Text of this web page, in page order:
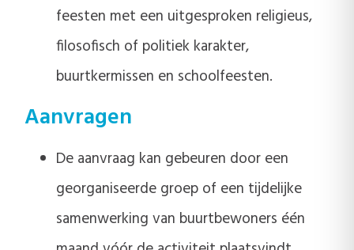
feesten met een uitgesproken religieus,
filosofisch of politiek karakter,
buurtkermissen en schoolfeesten.
Aanvragen
De aanvraag kan gebeuren door een
georganiseerde groep of een tijdelijke
samenwerking van buurtbewoners één